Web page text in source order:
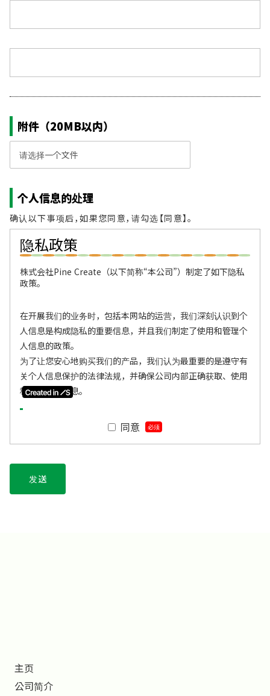
附件（20MB以内）
请选择一个文件
个人信息的处理
确认以下事项后，如果您同意，请勾选【同意】。
同意 必须
发送
主页
公司简介